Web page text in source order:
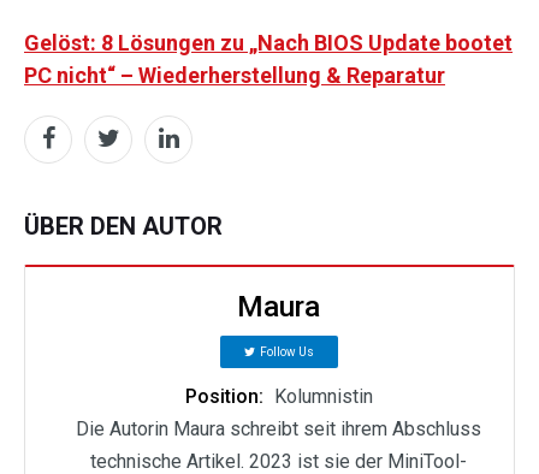
Gelöst: 8 Lösungen zu „Nach BIOS Update bootet
PC nicht“ – Wiederherstellung & Reparatur
ÜBER DEN AUTOR
Maura
Follow Us
Position: Kolumnistin
Die Autorin Maura schreibt seit ihrem Abschluss
technische Artikel. 2023 ist sie der MiniTool-